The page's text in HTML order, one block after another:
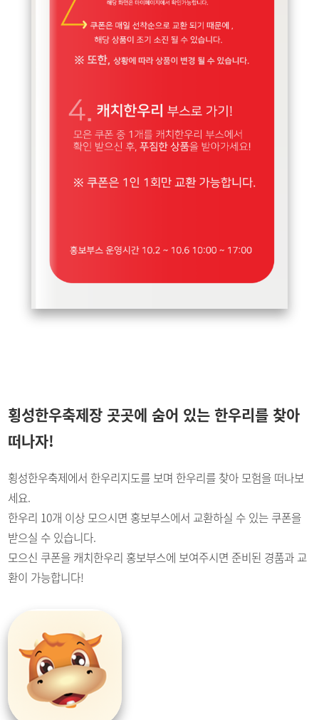
횡성한우축제장 곳곳에 숨어 있는 한우리를 찾아
떠나자!
횡성한우축제에서 한우리지도를 보며 한우리를 찾아 모험을 떠나보
세요.
한우리 10개 이상 모으시면 홍보부스에서 교환하실 수 있는 쿠폰을
받으실 수 있습니다.
모으신 쿠폰을 캐치한우리 홍보부스에 보여주시면 준비된 경품과 교
환이 가능합니다!